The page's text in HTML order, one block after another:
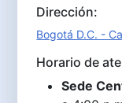
Dirección:
Bogotá D.C. -
Horario de
Sede